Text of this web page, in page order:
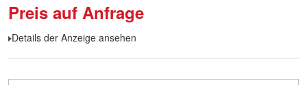
Preis auf Anfrage
Details der Anzeige ansehen